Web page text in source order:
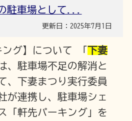
駐車場として...
更新日：2025年7月1日
グ】について 「
下妻
、駐車場不足の解消と
、下妻まつり実行委員
が連携し、駐車場シェ
「軒先パーキング」を